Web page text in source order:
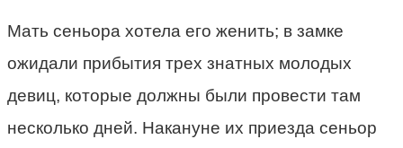
Мать сеньора хотела его женить; в замке
ожидали прибытия трех знатных молодых
девиц, которые должны были провести там
несколько дней. Накануне их приезда сеньор